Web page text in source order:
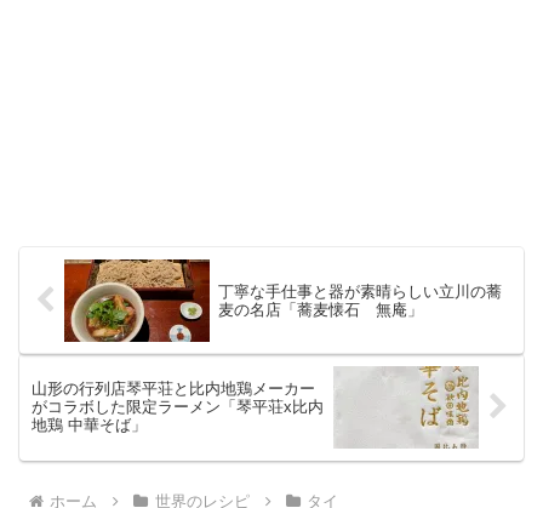
丁寧な手仕事と器が素晴らしい立川の蕎
麦の名店「蕎麦懐石 無庵」
山形の行列店琴平荘と比内地鶏メーカー
がコラボした限定ラーメン「琴平荘x比内
地鶏 中華そば」
ホーム 世界のレシピ タイ